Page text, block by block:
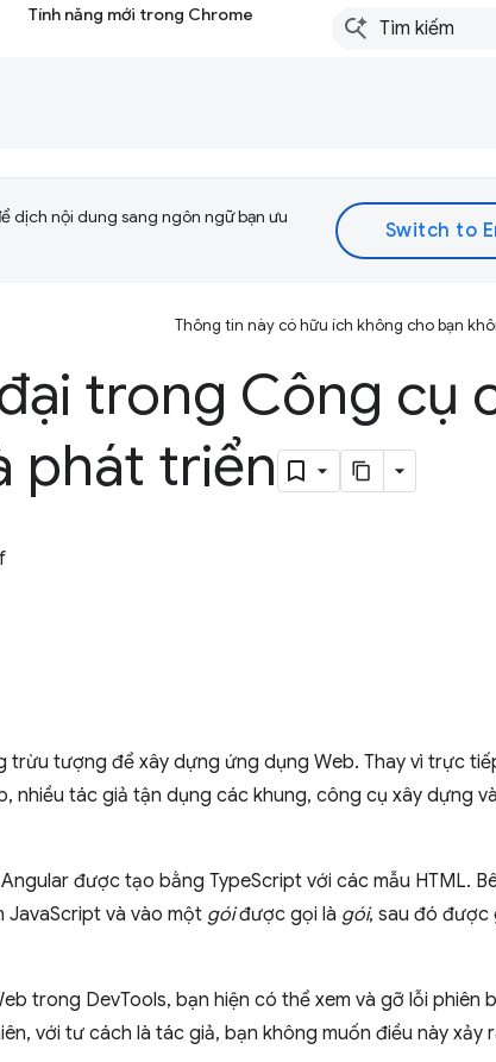
Tính năng mới trong Chrome
dịch nội dung sang ngôn ngữ bạn ưu
Thông tin này có hữu ích không cho bạn
trong Công cụ
phát triển
trừu tượng để xây dựng ứng dụng Web. Thay vì trực
nhiều tác giả tận dụng các khung, công cụ xây dựng
được tạo bằng TypeScript với các mẫu HTML.
JavaScript và vào một góiđược gọi là gói, sau đó được
trong DevTools, bạn hiện có thể xem và gỡ lỗi phiên
với tư cách là tác giả, bạn không muốn điều này xảy